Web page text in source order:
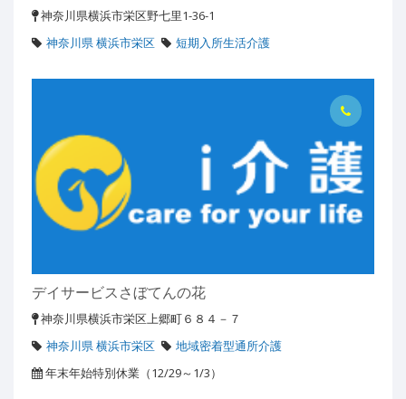
神奈川県横浜市栄区野七里1-36-1
神奈川県 横浜市栄区
短期入所生活介護
デイサービスさぼてんの花
神奈川県横浜市栄区上郷町６８４－７
神奈川県 横浜市栄区
地域密着型通所介護
年末年始特別休業（12/29～1/3）